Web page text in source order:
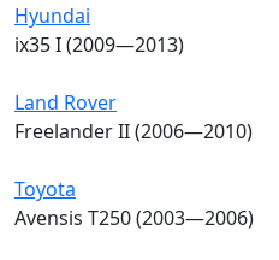
Hyundai
ix35 I (2009—2013)
Land Rover
Freelander II (2006—2010)
Toyota
Avensis T250 (2003—2006)